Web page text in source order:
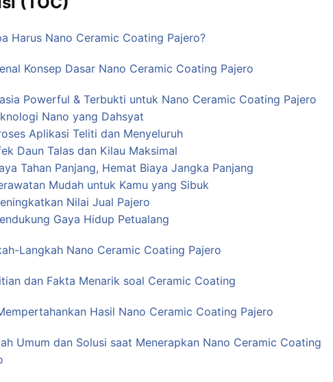
Harus Nano Ceramic Coating Pajero?
Konsep Dasar Nano Ceramic Coating Pajero
Powerful & Terbukti untuk Nano Ceramic Coating Pajero
Nano yang Dahsyat
Aplikasi Teliti dan Menyeluruh
Daun Talas dan Kilau Maksimal
Tahan Panjang, Hemat Biaya Jangka Panjang
Mudah untuk Kamu yang Sibuk
Nilai Jual Pajero
Gaya Hidup Petualang
Langkah Nano Ceramic Coating Pajero
dan Fakta Menarik soal Ceramic Coating
Hasil Nano Ceramic Coating Pajero
Umum dan Solusi saat Menerapkan Nano Ceramic Coating